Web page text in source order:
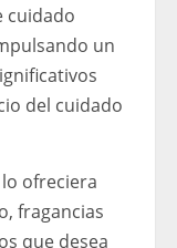
cuidado
un
del cuidado
ofreciera
fragancias
que desea